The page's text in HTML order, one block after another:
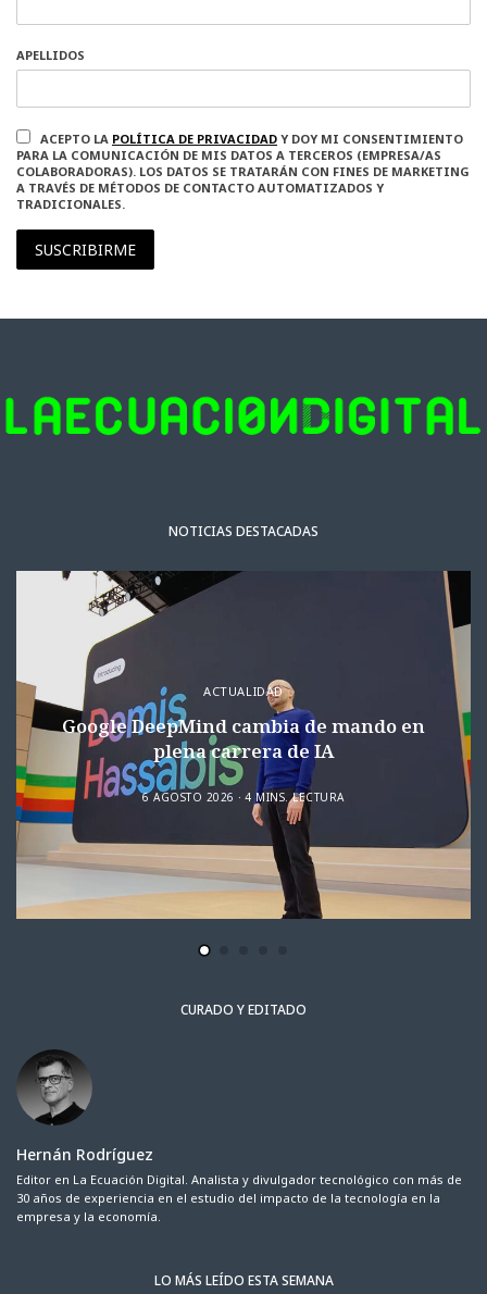
APELLIDOS
ACEPTO LA POLÍTICA DE PRIVACIDAD Y DOY MI CONSENTIMIENTO
PARA LA COMUNICACIÓN DE MIS DATOS A TERCEROS (EMPRESA/AS
COLABORADORAS). LOS DATOS SE TRATARÁN CON FINES DE MARKETING
A TRAVÉS DE MÉTODOS DE CONTACTO AUTOMATIZADOS Y
TRADICIONALES.
SUSCRIBIRME
NOTICIAS DESTACADAS
ACTUALIDAD
Google DeepMind cambia de mando en
plena carrera de IA
6 AGOSTO 2026 4 MINS. LECTURA
CURADO Y EDITADO
Hernán Rodríguez
Editor en La Ecuación Digital. Analista y divulgador tecnológico con más de
30 años de experiencia en el estudio del impacto de la tecnología en la
empresa y la economía.
LO MÁS LEÍDO ESTA SEMANA